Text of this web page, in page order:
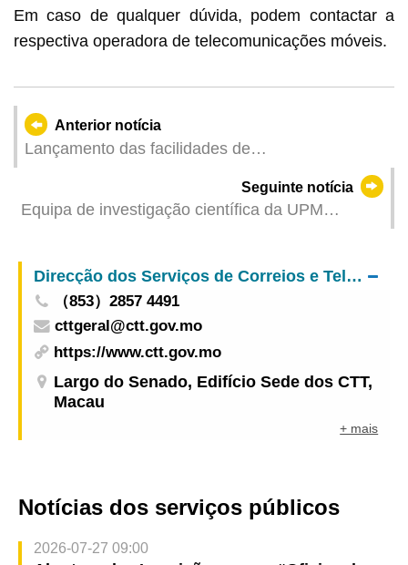
Em caso de qualquer dúvida, podem contactar a
respectiva operadora de telecomunicações móveis.
Anterior notícia
Lançamento das facilidades de
desalfandegamento dos alimentos fabricados em
Macau exportados para o Interior da China
Seguinte notícia
Equipa de investigação científica da UPM
de Mamografia
Direcção dos Serviços de Correios e Telecomunicações
（853）2857 4491
cttgeral@ctt.gov.mo
https://www.ctt.gov.mo
Largo do Senado, Edifício Sede dos CTT,
Macau
+ mais
Notícias dos serviços públicos
2026-07-27 09:00